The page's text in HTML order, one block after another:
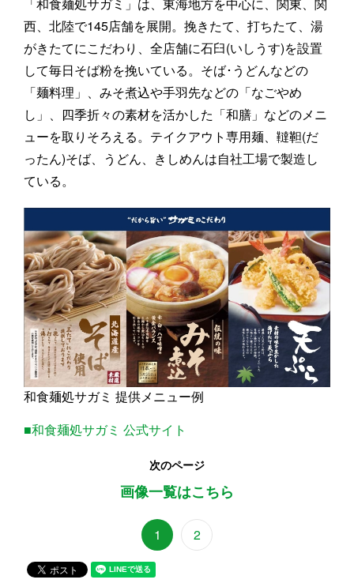
西、北陸で145店舗を展開。挽きたて、打ちたて、湯
がきたてにこだわり、全店舗に石臼(いしうす)を設置
して毎日そば粉を挽いている。そば･うどんなどの
「麺料理」、みそ煮込や手羽先などの「なごやめ
し」、四季折々の素材を活かした「和膳」などのメニ
ューを取りそろえる。テイクアウト専用麺、韃靼(だ
ったん)そば、うどん、きしめんは自社工場で製造し
ている。
和食麺処サガミ 提供メニュー例
■和食麺処サガミ 公式サイト
次のページ
画像一覧はこちら
1 2